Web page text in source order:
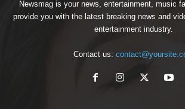
Newsmag is your news, entertainment, music
provide you with the latest breaking news and
entertainment industry.
Contact us: